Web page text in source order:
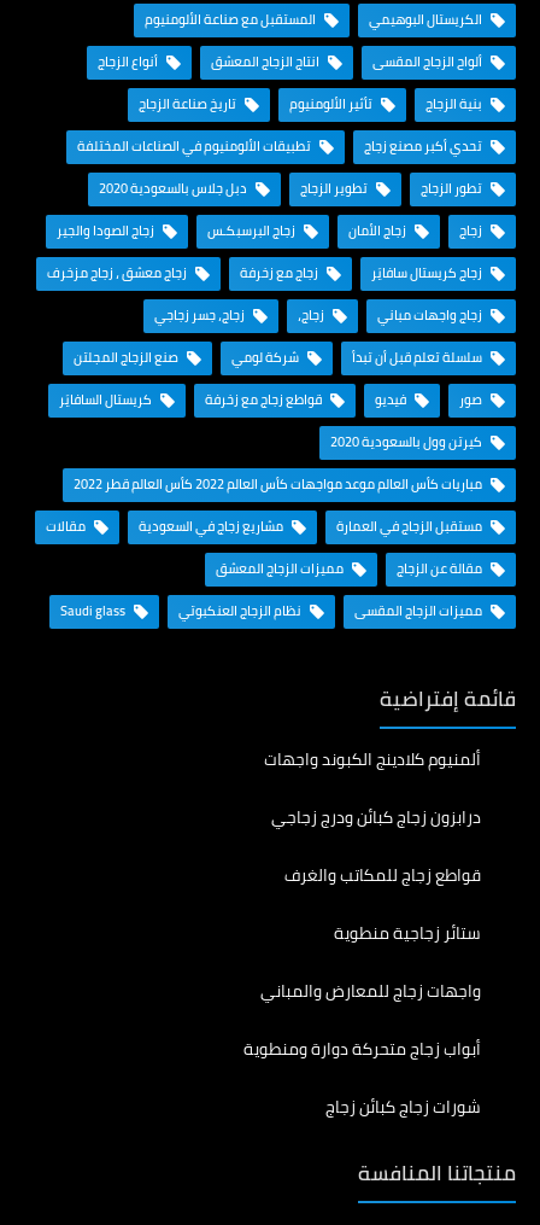
الكريستال البوهيمي
المستقبل مع صناعة الألومنيوم
ألواح الزجاج المقسى
انتاج الزجاج المعشق
أنواع الزجاج
بنية الزجاج
تأثير الألومنيوم
تاريخ صناعة الزجاج
تحدي أكبر مصنع زجاج
تطبيقات الألومنيوم في الصناعات المختلفة
تطور الزجاج
تطوير الزجاج
دبل جلاس بالسعودية 2020
زجاج
زجاج الأمان زجاج البرسبكـس
زجاج الصودا والجير
زجاج كريستال سافايَر
زجاج مع زخرفة
زجاج معشق ، زجاج مزخرف
زجاج واجهات مباني
زجاج،
زجاج، جسر زجاجي
سلسلة تعلم قبل أن تبدأ
شركة لومي
صنع الزجاج المجلتن
صور
فيديو قواطع زجاج مع زخرفة
كريستال السافايَر
كيرتن وول بالسعودية 2020
مباريات كأس العالم موعد مواجهات كأس العالم 2022 كأس العالم قطر 2022
مستقبل الزجاج في العمارة
مشاريع زجاج في السعودية
مقالات
مقالة عن الزجاج
مميزات الزجاج المعشق
مميزات الزجاج المقسى
نظام الزجاج العنكبوتي
قائمة إفتراضية
ألمنيوم كلادينج الكبوند واجهات
درابزون زجاج كبائن ودرج زجاجي
قواطع زجاج للمكاتب والغرف
ستائر زجاجية منطوية
واجهات زجاج للمعارض والمباني
أبواب زجاج متحركة دوارة ومنطوية
شورات زجاج كبائن زجاج
منتجاتنا المنافسة